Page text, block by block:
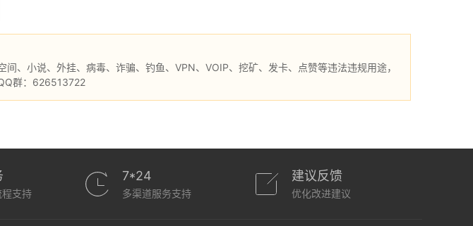
、小说、外挂、病毒、诈骗、钓鱼、VPN、VOIP、挖矿、发卡、点赞等违法违规用途，
群：626513722
支持
7*24
多渠道服务支持
建议反馈
优化改进建议